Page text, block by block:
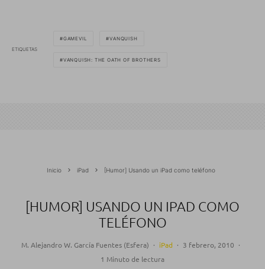
ETIQUETAS
GAMEVIL VANQUISH
VANQUISH: THE OATH OF BROTHERS
Inicio iPad [Humor] Usando un iPad como teléfono
[HUMOR] USANDO UN IPAD COMO
TELÉFONO
M. Alejandro W. García Fuentes (Esfera) · iPad · 3 febrero, 2010 ·
1 Minuto de lectura